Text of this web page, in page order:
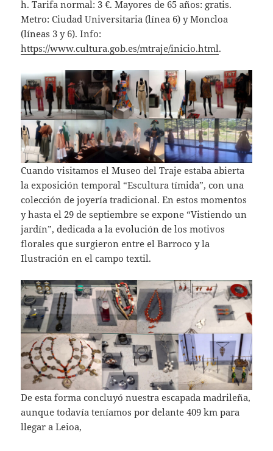
h. Tarifa normal: 3 €. Mayores de 65 años: gratis.
Metro: Ciudad Universitaria (línea 6) y Moncloa
(líneas 3 y 6). Info:
https://www.cultura.gob.es/mtraje/inicio.html.
Cuando visitamos el Museo del Traje estaba abierta
la exposición temporal “Escultura tímida”, con una
colección de joyería tradicional. En estos momentos
y hasta el 29 de septiembre se expone “Vistiendo un
jardín”, dedicada a la evolución de los motivos
florales que surgieron entre el Barroco y la
Ilustración en el campo textil.
De esta forma concluyó nuestra escapada madrileña,
aunque todavía teníamos por delante 409 km para
llegar a Leioa,